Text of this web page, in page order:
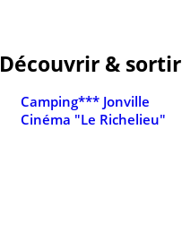
Découvrir & sortir
Camping*** Jonville
Cinéma "Le Richelieu"